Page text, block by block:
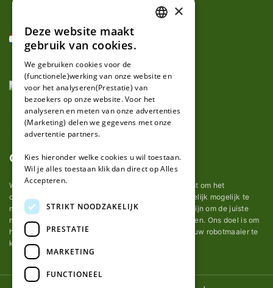
Over ons
Wij van robotmaaier-mesjes.nl doen ons uiterste best om het
onderhoud van robot grasmaaier mesjes zo gemakkelijk mogelijk te
maken. Uit ervaring merkten we hoe lastig het kan zijn om de juiste
messen voor een automatische grasmachine te vinden. Ons doel is om
het u makkelijk te maken om de goede mesjes voor uw robotmaaier te
kopen.
GERMAN
×
Deze website maakt
gebruik van cookies.
We gebruiken cookies voor de
(functionele)werking van onze website en
voor het analyseren(Prestatie) van
bezoekers op onze website. Voor het
analyseren en meten van onze advertenties
(Marketing) delen we gegevens met onze
advertentie partners.
Kies hieronder welke cookies u wil toestaan.
Wil je alles toestaan klik dan direct op Alles
Accepteren.
STRIKT NOODZAKELIJK
PRESTATIE
MARKETING
FUNCTIONEEL